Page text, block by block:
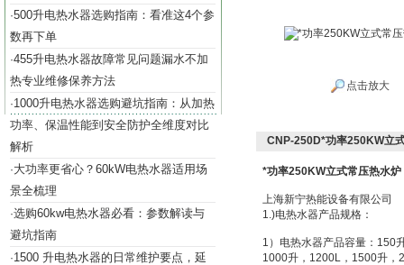
·500升电热水器选购指南：看准这4个参
数再下单
·455升电热水器故障常见问题漏水不加
热专业维修保养方法
·1000升电热水器选购避坑指南：从加热
功率、保温性能到安全防护全维度对比
解析
·大功率更省心？60kW电热水器适用场
景全梳理
·选购60kw电热水器必看：参数解读与
避坑指南
·1500 升电热水器的日常维护要点，延
点击放大
CNP-250D*功率250KW立
*功率250KW立式常压热水炉
上海新宁热能设备有限公司
1.)电热水器产品规格：
1）电热水器产品容量：150
1000升，1200L，1500升